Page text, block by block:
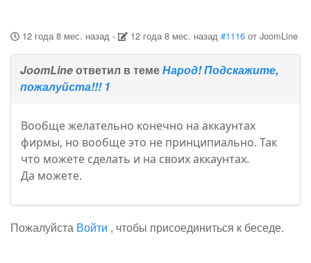
12 года 8 мес. назад- 12 года 8 мес. назад #1116 отJoomLine
JoomLineответил в темеНарод! Подскажите,
пожалуйста!!! 1
Вообще желательно конечно на аккаунтах
фирмы, но вообще это не принципиально. Так
что можете сделать и на своих аккаунтах.
Да можете.
Пожалуйста Войти , чтобы присоединиться к беседе.